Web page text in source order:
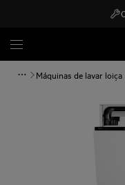
Máquinas de lavar loiça